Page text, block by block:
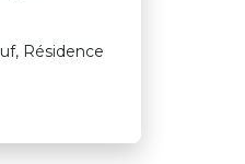
Résidence